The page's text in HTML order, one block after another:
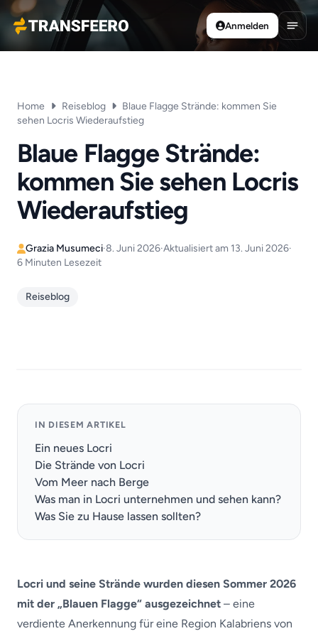
Transfeero
Anmelden
Home Reiseblog
Blaue Flagge Strände: kommen Sie
sehen Locris Wiederaufstieg
Blaue Flagge Strände:
kommen Sie sehen Locris
Wiederaufstieg
Grazia Musumeci·8. Juni 2026·Aktualisiert am 13. Juni 2026·
6 Minuten Lesezeit
Reiseblog
IN DIESEM ARTIKEL
Ein neues Locri
Die Strände von Locri
Vom Meer nach Berge
Was man in Locri unternehmen und sehen kann?
Was Sie zu Hause lassen sollten?
Locri und seine Strände wurden diesen Sommer 2026
mit der „Blauen Flagge“ ausgezeichnet – eine
verdiente Anerkennung für eine Region Kalabriens von